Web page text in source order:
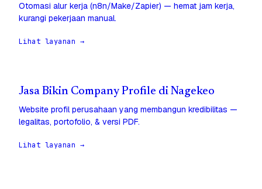
Otomasi alur kerja (n8n/Make/Zapier) — hemat jam kerja,
kurangi pekerjaan manual.
Lihat layanan →
Jasa Bikin Company Profile di Nagekeo
Website profil perusahaan yang membangun kredibilitas —
legalitas, portofolio, & versi PDF.
Lihat layanan →